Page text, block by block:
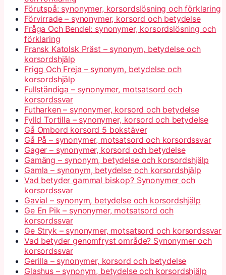
Förutspå: synonymer, korsordslösning och förklaring
Förvirrade – synonymer, korsord och betydelse
Fråga Och Bendel: synonymer, korsordslösning och
förklaring
Fransk Katolsk Präst – synonym, betydelse och
korsordshjälp
Frigg Och Freja – synonym, betydelse och
korsordshjälp
Fullständiga – synonymer, motsatsord och
korsordssvar
Futharken – synonymer, korsord och betydelse
Fylld Tortilla – synonymer, korsord och betydelse
Gå Ombord korsord 5 bokstäver
Gå På – synonymer, motsatsord och korsordssvar
Gager – synonymer, korsord och betydelse
Gamäng – synonym, betydelse och korsordshjälp
Gamla – synonym, betydelse och korsordshjälp
Vad betyder gammal biskop? Synonymer och
korsordssvar
Gavial – synonym, betydelse och korsordshjälp
Ge En Pik – synonymer, motsatsord och
korsordssvar
Ge Stryk – synonymer, motsatsord och korsordssvar
Vad betyder genomfryst område? Synonymer och
korsordssvar
Gerilla – synonymer, korsord och betydelse
Glashus – synonym, betydelse och korsordshjälp